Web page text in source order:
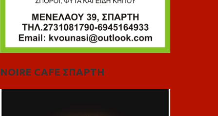
NOIRE CAFE ΣΠΑΡΤΗ